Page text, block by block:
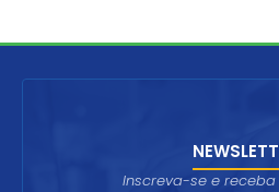
Inscreva-se e